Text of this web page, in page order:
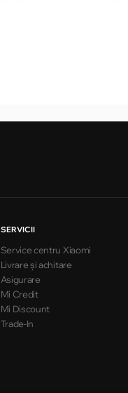
SERVICII
Service centru Xiaomi
Livrare și achitare
Asigurare
Mi Credit
Mi Discount
Trade-In